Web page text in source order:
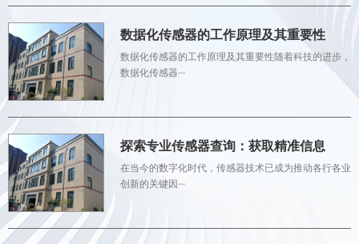
数据化传感器的工作原理及其重要性
数据化传感器的工作原理及其重要性随着科技的进步，
数据化传感器···
探索专业传感器查询：获取精准信息
在当今的数字化时代，传感器技术已成为推动各行各业
创新的关键因···